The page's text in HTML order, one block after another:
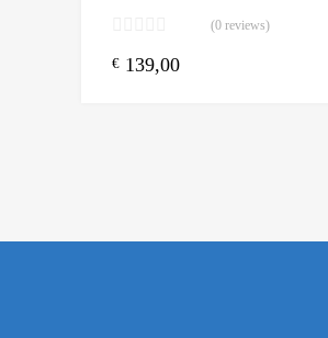
(0 reviews)
€ 139,00